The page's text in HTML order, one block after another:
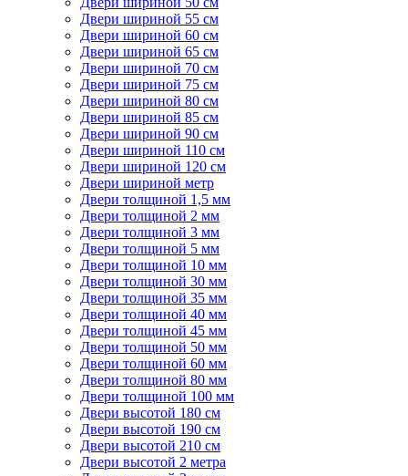
Двери шириной 55 см
Двери шириной 60 см
Двери шириной 65 см
Двери шириной 70 см
Двери шириной 75 см
Двери шириной 80 см
Двери шириной 85 см
Двери шириной 90 см
Двери шириной 110 см
Двери шириной 120 см
Двери шириной метр
Двери толщиной 1,5 мм
Двери толщиной 2 мм
Двери толщиной 3 мм
Двери толщиной 5 мм
Двери толщиной 10 мм
Двери толщиной 30 мм
Двери толщиной 35 мм
Двери толщиной 40 мм
Двери толщиной 45 мм
Двери толщиной 50 мм
Двери толщиной 60 мм
Двери толщиной 80 мм
Двери толщиной 100 мм
Двери высотой 180 см
Двери высотой 190 см
Двери высотой 210 см
Двери высотой 2 метра